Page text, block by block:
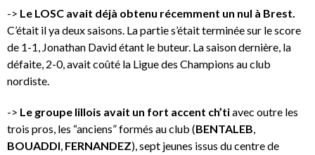
-> Le LOSC avait déjà obtenu récemment un nul à Brest.
C’était il ya deux saisons. La partie s’était terminée sur le score
de 1-1, Jonathan David étant le buteur. La saison dernière, la
défaite, 2-0, avait coûté la Ligue des Champions au club
nordiste.
-> Le groupe lillois avait un fort accent ch’tiavec outre les
trois pros, les “anciens” formés au club (BENTALEB,
BOUADDI, FERNANDEZ), sept jeunes issus du centre de